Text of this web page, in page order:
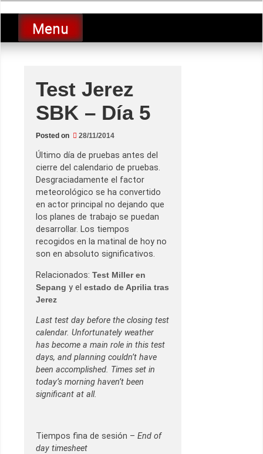
to
contentLucio Lopez GP
luciolopezgp
Menu
Test Jerez
SBK – Día 5
Posted on 28/11/2014
Último día de pruebas antes del
cierre del calendario de pruebas.
Desgraciadamente el factor
meteorológico se ha convertido
en actor principal no dejando que
los planes de trabajo se puedan
desarrollar. Los tiempos
recogidos en la matinal de hoy no
son en absoluto significativos.
Relacionados: Test Miller en
Sepang y el estado de Aprilia tras
Jerez
Last test day before the closing test
calendar. Unfortunately weather
has become a main role in this test
days, and planning couldn’t have
been accomplished. Times set in
today’s morning haven’t been
significant at all.
Tiempos fina de sesión – End of
day timesheet